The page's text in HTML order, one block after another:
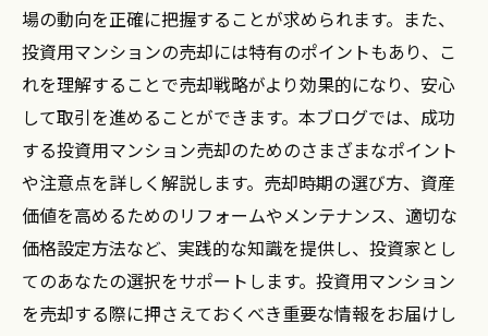
場の動向を正確に把握することが求められます。また、
投資用マンションの売却には特有のポイントもあり、こ
れを理解することで売却戦略がより効果的になり、安心
して取引を進めることができます。本ブログでは、成功
する投資用マンション売却のためのさまざまなポイント
や注意点を詳しく解説します。売却時期の選び方、資産
価値を高めるためのリフォームやメンテナンス、適切な
価格設定方法など、実践的な知識を提供し、投資家とし
てのあなたの選択をサポートします。投資用マンション
を売却する際に押さえておくべき重要な情報をお届けし